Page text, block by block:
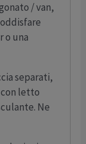
/ van,
o una
separati,
letto
Ne